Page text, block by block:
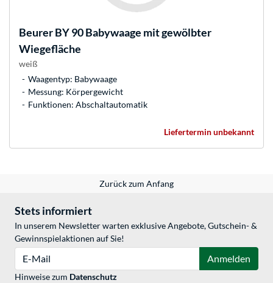
BeurerBY 90 Babywaage mit gewölbter
Wiegefläche
weiß
Waagentyp: Babywaage
Messung: Körpergewicht
Funktionen: Abschaltautomatik
Liefertermin unbekannt
Zurück zum Anfang
Stets informiert
In unserem Newsletter warten exklusive Angebote, Gutschein- &
Gewinnspielaktionen auf Sie!
Anmelden
Hinweise zum Datenschutz